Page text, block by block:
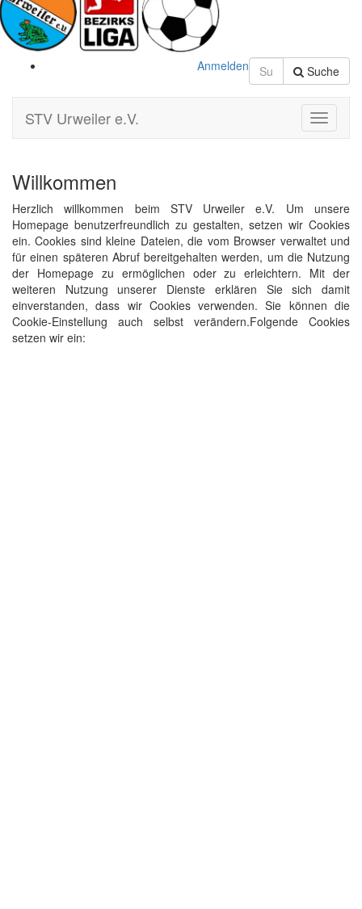
Suche
Anmelden
Toggle
STV Urweiler e.V.
Willkommen
Herzlich willkommen beim STV Urweiler e.V. Um unsere
Homepage benutzerfreundlich zu gestalten, setzen wir Cookies
ein. Cookies sind kleine Dateien, die vom Browser verwaltet und
für einen späteren Abruf bereitgehalten werden, um die Nutzung
der Homepage zu ermöglichen oder zu erleichtern. Mit der
weiteren Nutzung unserer Dienste erklären Sie sich damit
einverstanden, dass wir Cookies verwenden. Sie können die
Cookie-Einstellung auch selbst verändern.Folgende Cookies
setzen wir ein: